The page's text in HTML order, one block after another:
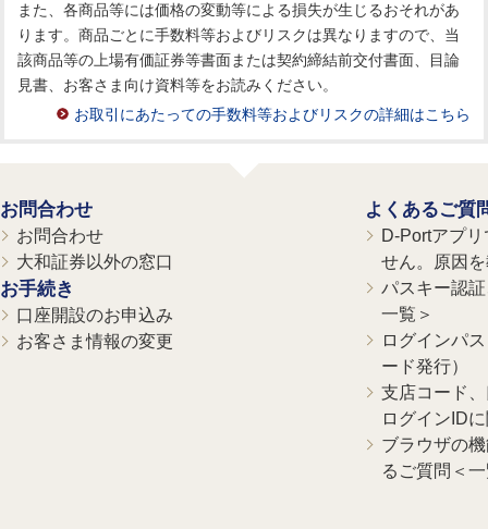
また、各商品等には価格の変動等による損失が生じるおそれがあ
ります。商品ごとに手数料等およびリスクは異なりますので、当
該商品等の上場有価証券等書面または契約締結前交付書面、目論
見書、お客さま向け資料等をお読みください。
お取引にあたっての手数料等およびリスクの詳細はこちら
お問合わせ
お問合わせ
大和証券以外の窓口
お手続き
口座開設のお申込み
お客さま情報の変更
よくあるご質
D-Portアプ
せん。原因
パスキー認
一覧＞
ログインパ
ード発行）
支店コード
ログインID
ブラウザの
るご質問＜